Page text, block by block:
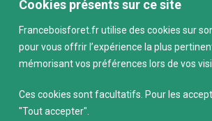
Cookies présents sur ce site
Franceboisforet.fr utilise des cookies sur
pour vous offrir l’expérience la plus
mémorisant vos préférences lors de vos
Ces cookies sont facultatifs. Pour les
"Tout accepter".
ABONNEZ-VOUS À LA
E-mail*